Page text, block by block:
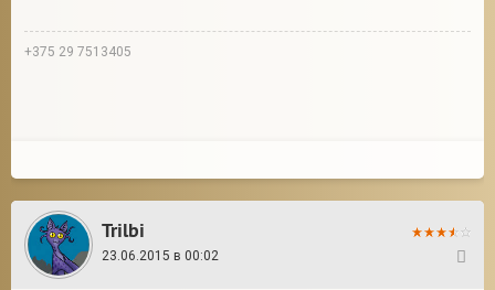
+375 29 7513405
Trilbi
23.06.2015 в 00:02